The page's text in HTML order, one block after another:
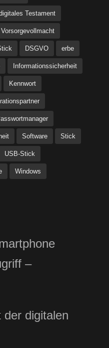
Testament
DSGVO erbe
Informationssicherheit
Kennwort
Software Stick
USB-Stick
Windows
–
der digitalen